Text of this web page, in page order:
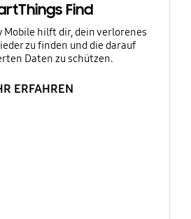
Find
Mobile hilft dir, dein verlorenes
zu finden und die darauf
Daten zu schützen.
ERFAHREN